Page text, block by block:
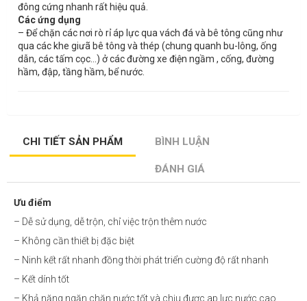
đông cứng nhanh rất hiệu quả.
Các ứng dụng
– Để chặn các nơi rò rỉ áp lực qua vách đá và bê tông cũng như
qua các khe giưã bê tông và thép (chung quanh bu-lông, ống
dẫn, các tấm cọc…) ở các đường xe điện ngầm , cống, đường
hầm, đập, tầng hầm, bể nước.
CHI TIẾT SẢN PHẨM BÌNH LUẬN
ĐÁNH GIÁ
Ưu điểm
– Dễ sử dụng, dễ trộn, chỉ việc trộn thêm nước
– Không cần thiết bị đặc biệt
– Ninh kết rất nhanh đồng thời phát triển cường độ rất nhanh
– Kết dính tốt
– Khả năng ngăn chặn nước tốt và chịu được ap lực nước cao